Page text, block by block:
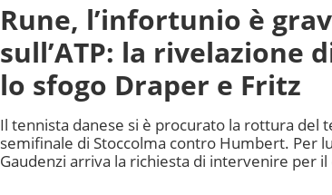
Rune, l’infortunio è
sull’ATP: la rivelazione
lo sfogo Draper e Fritz
Il tennista danese si è procurato la rottura del
semifinale di Stoccolma contro Humbert. Per
Gaudenzi arriva la richiesta di intervenire per